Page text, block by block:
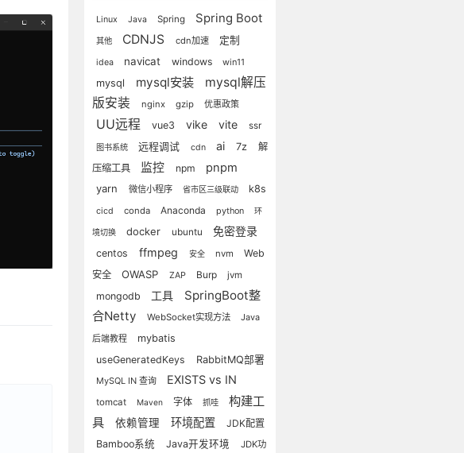
Linux Java Spring Spring Boot
其他 CDNJS cdn加速 定制
idea navicat windows win11
mysql mysql安装
mysql解压
版安装
nginx gzip 优惠政策
UU远程 vue3 vike vite ssr
图书系统 远程调试 cdn ai 7z
解
压缩工具
监控 npm pnpm
yarn 微信小程序 省市区三级联动 k8s
cicd conda Anaconda python 环
境切换 docker ubuntu 免密登录
centos ffmpeg 安全 nvm
Web
安全
OWASP ZAP Burp jvm
mongodb 工具
SpringBoot整
合Netty
WebSocket实现方法
Java
后端教程
mybatis
useGeneratedKeys
RabbitMQ部署
MySQL IN 查询 EXISTS vs IN
tomcat Maven 字体 抓哇
构建工
具
依赖管理 环境配置
JDK配置
Bamboo系统
Java开发环境
JDK功